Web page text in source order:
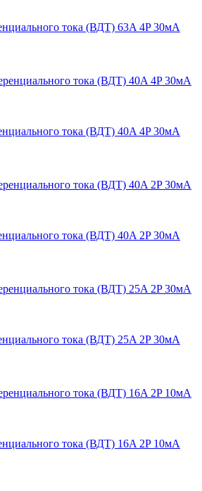
тока (ВДТ) 63A 4P 30мА
тока (ВДТ) 40A 4P 30мА
тока (ВДТ) 40A 2P 30мА
тока (ВДТ) 25A 2P 30мА
тока (ВДТ) 16A 2P 10мА